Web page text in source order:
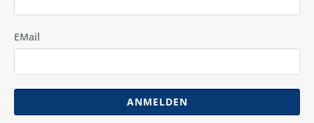
EMail
ANMELDEN